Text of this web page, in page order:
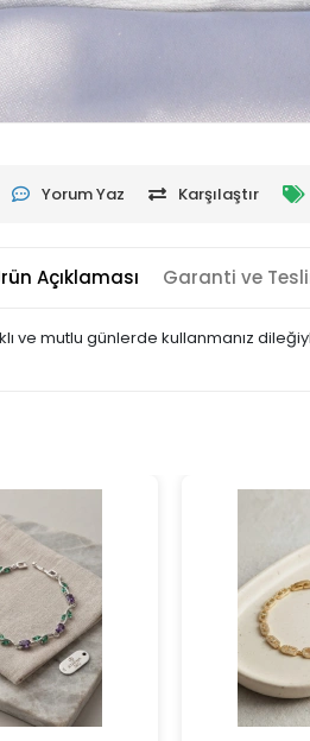
Yorum Yaz Karşılaştır
Açıklaması Garanti ve
ve mutlu günlerde kullanmanız